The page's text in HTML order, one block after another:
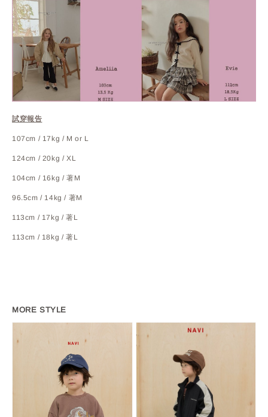
試穿報告
107cm / 17kg / M or L
124cm / 20kg / XL
104cm / 16kg / 著M
96.5cm / 14kg / 著M
113cm / 17kg / 著L
113cm / 18kg / 著L
MORE STYLE